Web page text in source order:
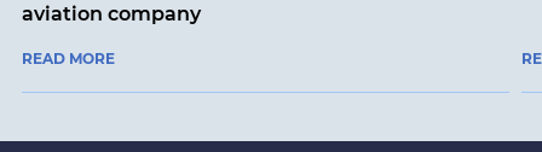
aviation company
READ MORE